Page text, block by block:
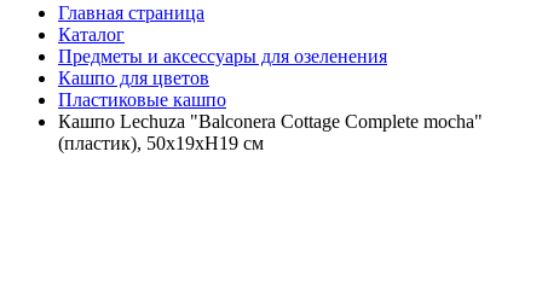
Главная страница
Каталог
Предметы и аксессуары для озеленения
Кашпо для цветов
Пластиковые кашпо
Кашпо Lechuza "Balconera Cottage Complete mocha"
(пластик), 50x19xH19 см